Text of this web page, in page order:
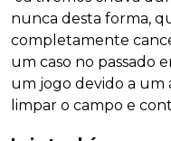
nunca desta forma,
completamente
um caso no passado
um jogo devido a um
limpar o campo e